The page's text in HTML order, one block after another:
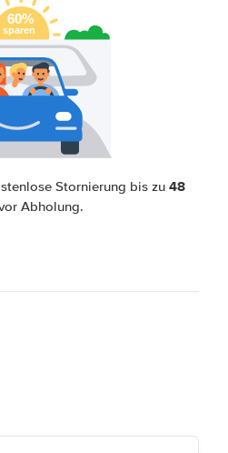
Stornierung bis zu48
Abholung.